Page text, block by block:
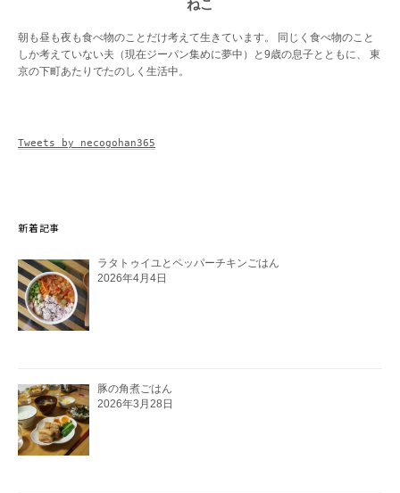
ねこ
朝も昼も夜も食べ物のことだけ考えて生きています。 同じく食べ物のこと
しか考えていない夫（現在ジーパン集めに夢中）と9歳の息子とともに、 東
京の下町あたりでたのしく生活中。
Tweets by necogohan365
新着記事
ラタトゥイユとペッパーチキンごはん
2026年4月4日
豚の角煮ごはん
2026年3月28日